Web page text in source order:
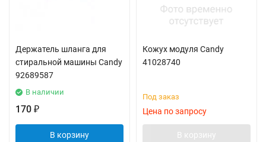
Держатель шланга для
стиральной машины Candy
92689587
В наличии
170 ₽
В корзину
Кожух модуля Candy
41028740
Под заказ
Цена по запросу
В корзину